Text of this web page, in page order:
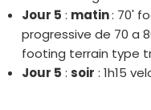
Jour 5 : matin: 70'
progressive de 70 a
footing terrain type
Jour 5 : soir : 1h15